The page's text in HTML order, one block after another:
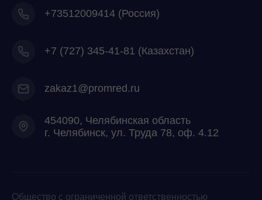
+73512009414 (Россия)
+7 (727) 345-41-81 (Казахстан)
zakaz1@promred.ru
454090, Челябинская область
г. Челябинск, ул. Труда 78, оф. 4.12
Общество с ограниченной ответственностью